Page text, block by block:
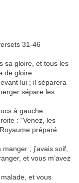
31-46
sa gloire, et tous les
de gloire.
lui ; il séparera
sépare les
à gauche.
: “Venez, les
préparé
; j’avais soif,
et vous m’avez
malade, et vous